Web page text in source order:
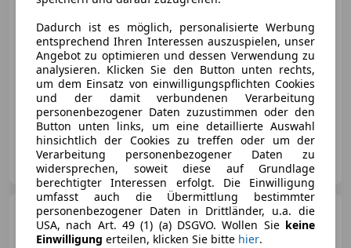
€ 28 900
10/2019 103 195 km Diesel 110 kW (150 PS)
Autohaus Ing. Gredinger GmbH
AT-7122 Gols
Opel Corsa 1,2 Direct Inject.
Turbo MHEV GS Aut.
Dadurch ist es möglich, personalisierte Werbung
entsprechend Ihren Interessen auszuspielen, unser
Angebot zu optimieren und dessen Verwendung zu
analysieren. Klicken Sie den Button unten rechts,
um dem Einsatz von einwilligungspflichten Cookies
und der damit verbundenen Verarbeitung
personenbezogener Daten zuzustimmen oder den
Button unten links, um eine detaillierte Auswahl
hinsichtlich der Cookies zu treffen oder um der
Verarbeitung personenbezogener Daten zu
widersprechen, soweit diese auf Grundlage
berechtigter Interessen erfolgt. Die Einwilligung
umfasst auch die Übermittlung bestimmter
personenbezogener Daten in Drittländer, u.a. die
USA, nach Art. 49 (1) (a) DSGVO. Wollen Sie keine
Einwilligung erteilen, klicken Sie bitte hier.